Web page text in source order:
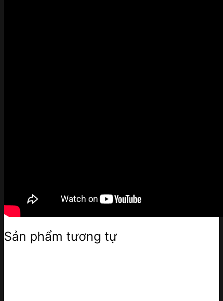
Sản phẩm tương tự